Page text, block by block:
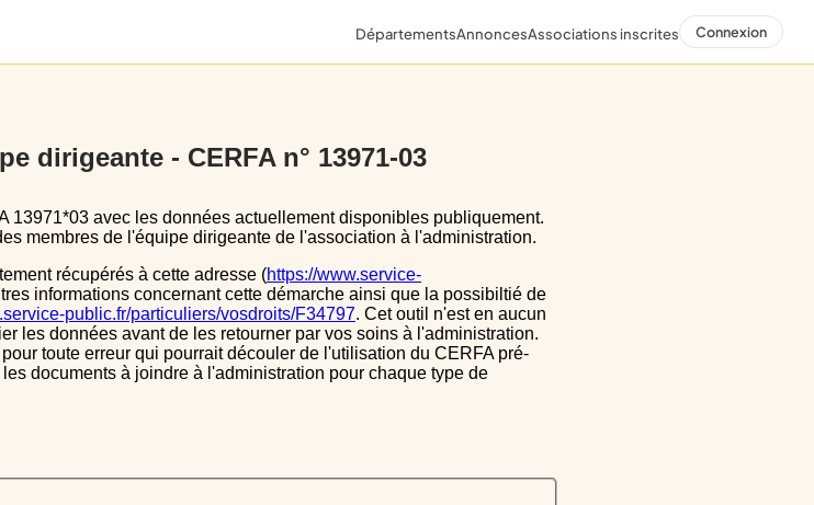
DépartementsAnnoncesAssociations inscrites Connexion
dirigeante - CERFA n° 13971-03
membres de l'équipe dirigeante de l'association à l'administration.
récupérés à cette adresse (https://www.service-
informations concernant cette démarche ainsi que la possibiltié de
public.fr/particuliers/vosdroits/F34797. Cet outil n'est en aucun
les données avant de les retourner par vos soins à l'administration.
toute erreur qui pourrait découler de l'utilisation du CERFA pré-
documents à joindre à l'administration pour chaque type de